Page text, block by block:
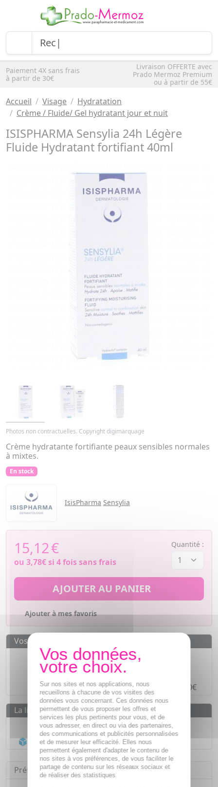
Paiement 4X sans frais
à partir de 30€
Livraison OFFERTE avec
Prado Mermoz Premium
ou à partir de 55€
Accueil Visage
Hydratation
Crème / Fluide/ Gel hydratant jour et nuit
ISISPHARMA Sensylia 24h Légère
Fluide Hydratant fortifiant 40ml
Photos non contractuelles. Copyright digimarquage
Crème hydratante fortifiante peaux sensibles normales
à mixtes.
En stock
IsisPharma Sensylia
15,12€
ou 3,78€si 4 fois sans frais
Quantité :
AJOUTER AU PANIER
Ajouter à mes favoris
Vos avantages
Des prixIMBATTABLES
Paiement en ligneSÉCURISÉ
Paiement en4 fois sans fraisà partir de 30€
La livraison
Livraison gratuite dès55€
Acheminement Chronoposten 24h*
Présentation
Sur nos sites et nos applications, nous
recueillons à chacune de vos visites des
données vous concernant. Ces données nous
permettent de vous proposer les offres et
services les plus pertinents pour vous, et de
vous adresser, en direct ou via des partenaires,
des communications et publicités personnalisées
et de mesurer leur efficacité. Elles nous
permettent également d'adapter le contenu de
nos sites à vos préférences, de vous faciliter le
partage de contenu sur les réseaux sociaux et
de réaliser des statistiques